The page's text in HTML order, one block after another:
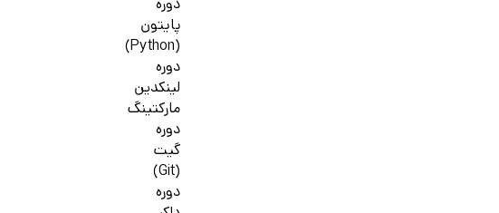
دوره
پایتون
(Python)
دوره
لینکدین
مارکتینگ
دوره
گیت
(Git)
دوره